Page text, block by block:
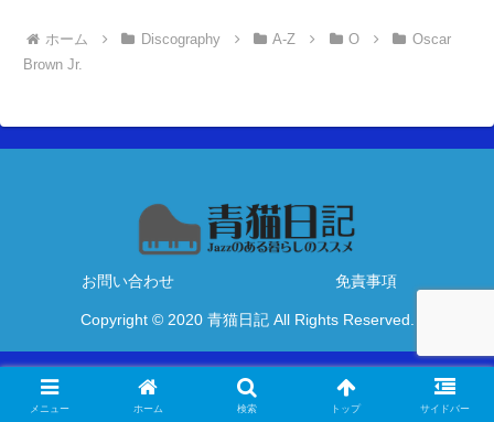
ホーム Discography A-Z O
Oscar
Brown Jr.
お問い合わせ 免責事項
Copyright © 2020 青猫日記 All Rights Reserved.
メニュー ホーム 検索 トップ サイドバー